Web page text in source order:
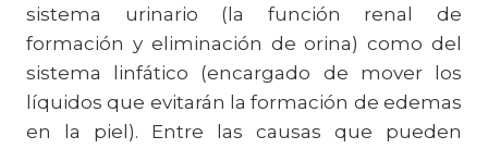
sistema urinario (la función renal de
formación y eliminación de orina) como del
sistema linfático (encargado de mover los
líquidos que evitarán la formación de edemas
en la piel). Entre las causas que pueden